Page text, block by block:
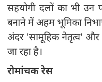
सहयोगी दलों का भी उन
बनाने में अहम भूमिका
अंदर 'सामूहिक नेतृत्व' और
जा रहा है।
रोमांचक रेस